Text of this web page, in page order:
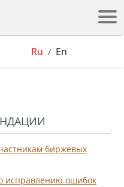
Ru / En
биржевых
исправлению ошибок